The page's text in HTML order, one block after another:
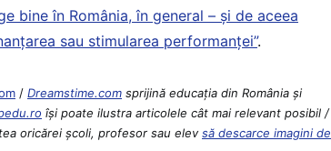
bine în România, în general – și de aceea
sau stimularea performanței”.
/ Dreamstime.com sprijină educaţia din România şi
îşi poate ilustra articolele cât mai relevant posibil /
oricărei școli, profesor sau elevsă descarce imagini de